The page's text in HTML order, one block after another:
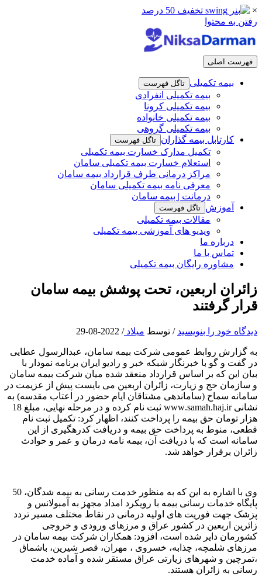
×
رفتن به محتوا
فهرست اصلی
بیمه تکمیلی تاگل فهرست
بیمه تکمیلی انفرادی
بیمه تکمیلی کرونا
بیمه تکمیلی خانواده
بیمه تکمیلی گروهی
کارتابل بیمه گذاران تاگل فهرست
تکمیل مدارک خسارت بیمه تکمیلی
استعلام خسارت بیمه تکمیلی سامان
مراکز درمانی طرف قرارداد بیمه سامان
معرفی نامه بیمه تکمیلی سامان
درمانت | بیمه سامان
آموزش تاگل فهرست
مقالات بیمه تکمیلی
ویدیو های آموزشی بیمه تکمیلی
درباره ما
تماس با ما
مشاوره رایگان بیمه تکمیلی
زائران اربعین، تحت پوشش بیمه سامان
قرار گرفتند
دیدگاه‌ خود را بنویسید / توسط میلاد/
2022-08-29
به گزارش روابط عمومی شرکت بیمه سامان، عبدالرسول عطایی
در گفت و گو با خبرنگار شبکه خبر و رادیو ایران برنامه نمودار با
بیان این که بر اساس قرارداد منعقد شده میان شرکت بیمه سامان
و سازمان حج و زیارت، زائران اربعین می بایست پیش از عزیمت در
سامانه سماح (ساماندهی مشتاقان ایام حضور در اعتاب مقدسه) به
نشانیsamah.haj.ir
.www ثبت نام کرده و در مرحله نهایی، مبلغ 18
هزار تومان حق بیمه را پرداخت کنند، اظهار کرد: تکمیل ثبت نام
قطعی، منوط به پرداخت حق بیمه و دریافت کدرهگیری از این
سامانه است که با دریافت آن، بیمه نامه درمان و عمر و حوادث
زائران برقرار خواهد شد.
وی با اشاره به این که به منظور خدمت رسانی به بیمه شدگان، 50
پایگاه خدمات رسانی بیمه با رویکرد امداد مجهز به آمبولانس و
پزشک جهت فوریت های اولیه درمانی در نقاط مختلف مسیر تردد
زائرین اربعین در کشور عراق و مرزهای ورودی و خروجی
کشورمان دایر شده است، افزود: همکاران شرکت بیمه سامان در
مرزهای شلمچه، چذابه، خسروی ، مهران، قصر شیرین، باشماق
،تمرچین و شهرهای زیارتی عراق مستقر شده و آماده خدمت
رسانی به زائران هستند.